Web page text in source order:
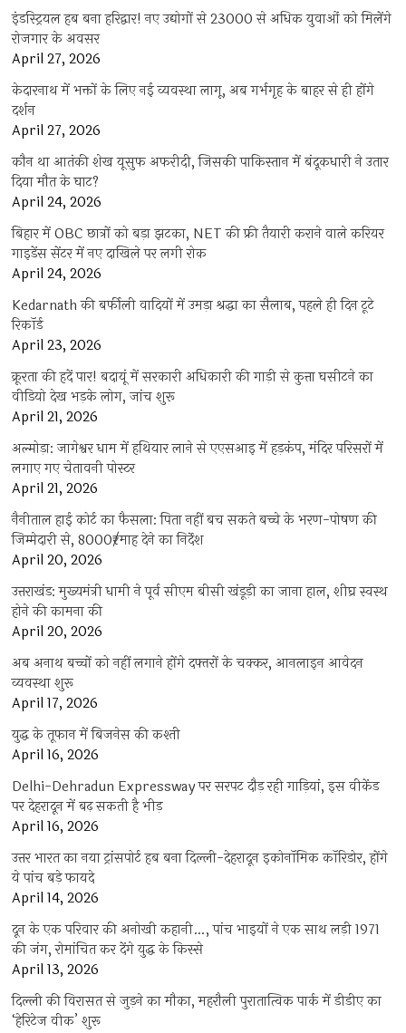
इंडस्ट्रियल हब बना हरिद्वार! नए उद्योगों से 23000 से अधिक युवाओं को मिलेंगे
रोजगार के अवसर
April 27, 2026
केदारनाथ में भक्तों के लिए नई व्यवस्था लागू, अब गर्भगृह के बाहर से ही होंगे
दर्शन
April 27, 2026
कौन था आतंकी शेख यूसुफ अफरीदी, जिसकी पाकिस्तान में बंदूकधारी ने उतार
दिया मौत के घाट?
April 24, 2026
बिहार में OBC छात्रों को बड़ा झटका, NET की फ्री तैयारी कराने वाले करियर
गाइडेंस सेंटर में नए दाखिले पर लगी रोक
April 24, 2026
Kedarnath की बर्फीली वादियों में उमड़ा श्रद्धा का सैलाब, पहले ही दिन टूटे
रिकॉर्ड
April 23, 2026
क्रूरता की हदें पार! बदायूं में सरकारी अधिकारी की गाड़ी से कुत्ता घसीटने का
वीडियो देख भड़के लोग, जांच शुरू
April 21, 2026
अल्मोड़ा: जागेश्वर धाम में हथियार लाने से एएसआइ में हड़कंप, मंदिर परिसरों में
लगाए गए चेतावनी पोस्टर
April 21, 2026
नैनीताल हाई कोर्ट का फैसला: पिता नहीं बच सकते बच्चे के भरण-पोषण की
जिम्मेदारी से, 8000₹/माह देने का निर्देश
April 20, 2026
उत्तराखंड: मुख्यमंत्री धामी ने पूर्व सीएम बीसी खंडूड़ी का जाना हाल, शीघ्र स्वस्थ
होने की कामना की
April 20, 2026
अब अनाथ बच्चों को नहीं लगाने होंगे दफ्तरों के चक्कर, आनलाइन आवेदन
व्यवस्था शुरू
April 17, 2026
युद्ध के तूफान में बिजनेस की कश्ती
April 16, 2026
Delhi-Dehradun Expressway पर सरपट दौड़ रही गाड़ियां, इस वीकेंड
पर देहरादून में बढ़ सकती है भीड़
April 16, 2026
उत्तर भारत का नया ट्रांसपोर्ट हब बना दिल्ली-देहरादून इकोनॉमिक कॉरिडोर, होंगे
ये पांच बड़े फायदे
April 14, 2026
दून के एक परिवार की अनोखी कहानी…, पांच भाइयों ने एक साथ लड़ी 1971
की जंग, रोमांचित कर देंगे युद्ध के किस्से
April 13, 2026
दिल्ली की विरासत से जुड़ने का मौका, महरौली पुरातात्विक पार्क में डीडीए का
‘हेरिटेज वीक’ शुरू